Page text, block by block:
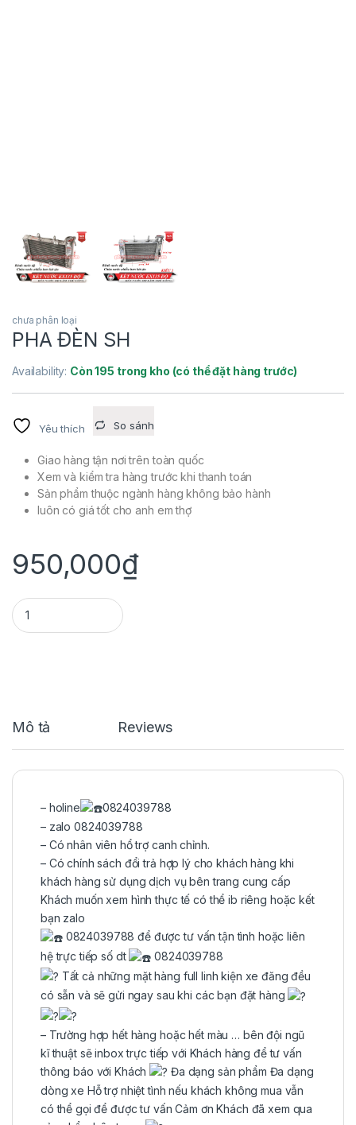
chưa phân loại
PHA ĐÈN SH
Availability: Còn 195 trong kho (có thể đặt hàng trước)
Yêu thích So sánh
Giao hàng tận nơi trên toàn quốc
Xem và kiểm tra hàng trước khi thanh toán
Sản phẩm thuộc ngành hàng không bảo hành
luôn có giá tốt cho anh em thợ
950,000₫
PHA ĐÈN SH quantity
Mô tả Reviews
– holine
0824039788
– zalo 0824039788
– Có nhân viên hổ trợ canh chỉnh.
– Có chính sách đổi trả hợp lý cho khách hàng khi
khách hàng sử dụng dịch vụ bên trang cung cấp
Khách muốn xem hình thực tế có thể ib riêng hoặc kết
bạn zalo
0824039788 để được tư vấn tận tình hoặc liên
hệ trực tiếp số dt
0824039788
Tất cả những mặt hàng full linh kiện xe đăng đều
có sẵn và sẽ gửi ngay sau khi các bạn đặt hàng
– Trường hợp hết hàng hoặc hết màu … bên đội ngũ
kĩ thuật sẽ inbox trực tiếp với Khách hàng để tư vấn
thông báo với Khách
Đa dạng sản phẩm Đa dạng
dòng xe Hỗ trợ nhiệt tình nếu khách không mua vẫn
có thể gọi để được tư vấn Cảm ơn Khách đã xem qua